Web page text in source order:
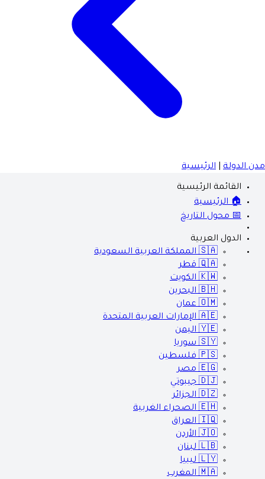
مدن الدولة الرئيسية
القائمة الرئيسية
🏠 الرئيسية
📅 محول التاريخ
الدول العربية
🇸🇦 المملكة العربية السعودية
🇶🇦 قطر
🇰🇼 الكويت
🇧🇭 البحرين
🇴🇲 عمان
🇦🇪 الإمارات العربية المتحدة
🇾🇪 اليمن
🇸🇾 سوريا
🇵🇸 فلسطين
🇪🇬 مصر
🇩🇯 جيبوتي
🇩🇿 الجزائر
🇪🇭 الصحراء الغربية
🇮🇶 العراق
🇯🇴 الأردن
🇱🇧 لبنان
🇱🇾 ليبيا
🇲🇦 المغرب